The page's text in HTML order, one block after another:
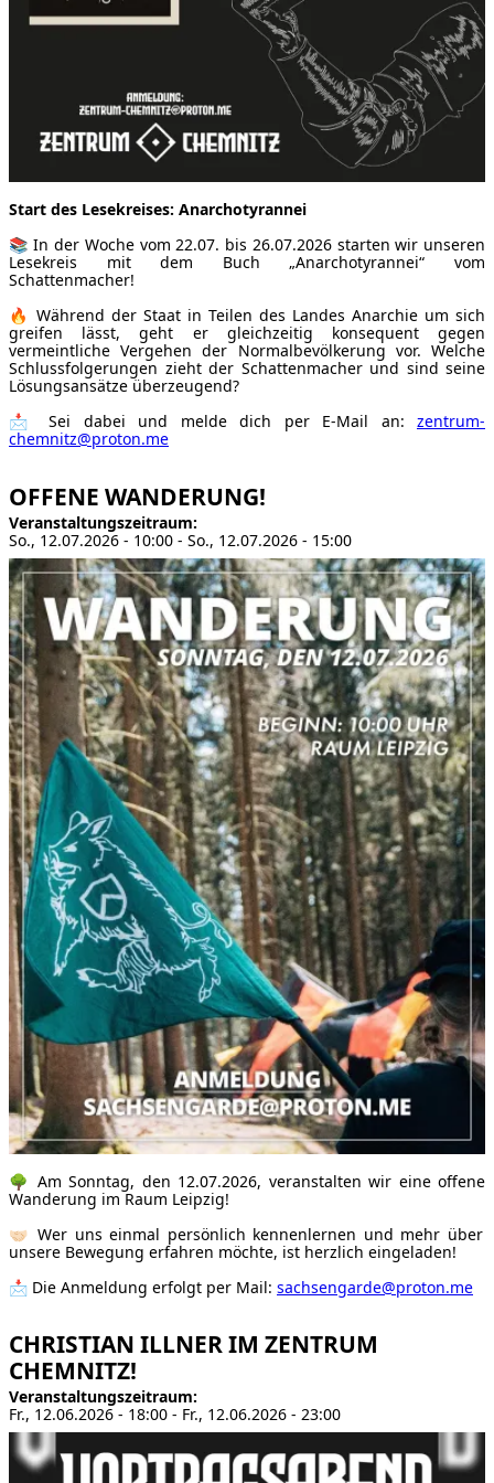
Start des Lesekreises: Anarchotyrannei
📚 In der Woche vom 22.07. bis 26.07.2026 starten wir unseren
Lesekreis mit dem Buch „Anarchotyrannei“ vom
Schattenmacher!
🔥 Während der Staat in Teilen des Landes Anarchie um sich
greifen lässt, geht er gleichzeitig konsequent gegen
vermeintliche Vergehen der Normalbevölkerung vor. Welche
Schlussfolgerungen zieht der Schattenmacher und sind seine
Lösungsansätze überzeugend?
📩 Sei dabei und melde dich per E-Mail an: zentrum-
chemnitz@proton.me
OFFENE WANDERUNG!
Veranstaltungszeitraum
So., 12.07.2026 - 10:00 - So., 12.07.2026 - 15:00
🌳 Am Sonntag, den 12.07.2026, veranstalten wir eine offene
Wanderung im Raum Leipzig!
🤝🏻 Wer uns einmal persönlich kennenlernen und mehr über
unsere Bewegung erfahren möchte, ist herzlich eingeladen!
📩 Die Anmeldung erfolgt per Mail: sachsengarde@proton.me
CHRISTIAN ILLNER IM ZENTRUM
CHEMNITZ!
Veranstaltungszeitraum
Fr., 12.06.2026 - 18:00 - Fr., 12.06.2026 - 23:00